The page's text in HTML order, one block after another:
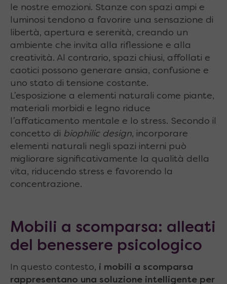
le nostre emozioni. Stanze con spazi ampi e
luminosi tendono a favorire una sensazione di
libertà, apertura e serenità, creando un
ambiente che invita alla riflessione e alla
creatività. Al contrario, spazi chiusi, affollati e
caotici possono generare ansia, confusione e
uno stato di tensione costante.
L’esposizione a elementi naturali come piante,
materiali morbidi e legno riduce
l’affaticamento mentale e lo stress. Secondo il
concetto di biophilic design, incorporare
elementi naturali negli spazi interni può
migliorare significativamente la qualità della
vita, riducendo stress e favorendo la
concentrazione.
Mobili a scomparsa: alleati
del benessere psicologico
In questo contesto, i mobili a scomparsa
rappresentano una soluzione intelligente per